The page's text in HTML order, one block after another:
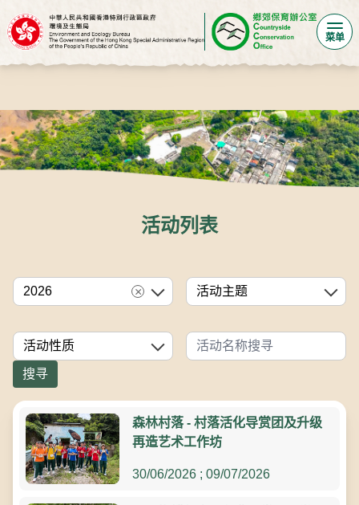
菜单
活动列表
2026
× 活动主题
活动性质
森林村落 - 村落活化导赏团及升级
再造艺术工作坊
30/06/2026 ; 09/07/2026